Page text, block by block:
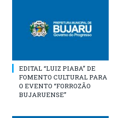
EDITAL “LUIZ PIABA” DE
FOMENTO CULTURAL PARA
O EVENTO “FORROZÃO
BUJARUENSE”